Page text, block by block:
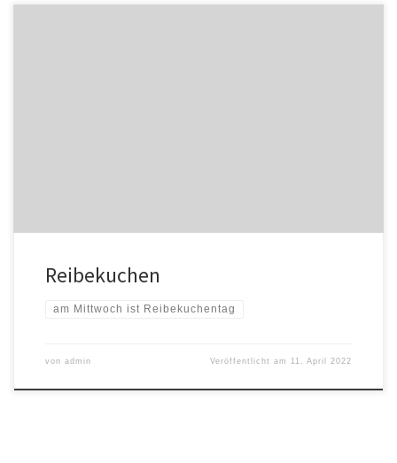
Reibekuchen
am Mittwoch ist Reibekuchentag
von admin Veröffentlicht am 11. April 2022